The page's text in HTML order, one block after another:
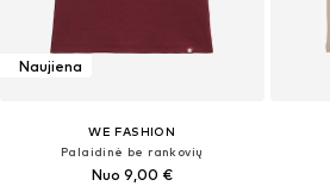
Naujiena
WE FASHION
Palaidinė be rankovių
Nuo 9,00 €